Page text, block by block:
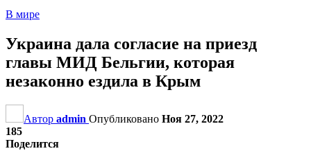
В мире
Украина дала согласие на приезд
главы МИД Бельгии, которая
незаконно ездила в Крым
Автор admin Опубликовано Ноя 27, 2022
185
Поделится